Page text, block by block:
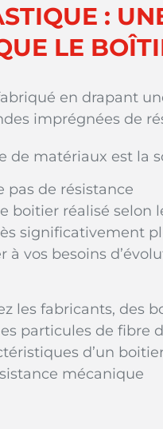
:
LE
en drapant
imprégnées de
de matériaux est la
pas de résistance
boitier réalisé selon
significativement
à vos besoins
les fabricants, des
particules de fibre
d’un
mécanique